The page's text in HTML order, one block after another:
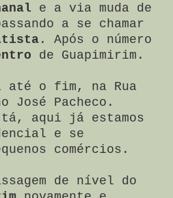
e a via muda de
a se chamar
. Após o número
de Guapimirim.
até o fim, na Rua
José Pacheco.
aqui já estamos
e se
comércios.
de nível do